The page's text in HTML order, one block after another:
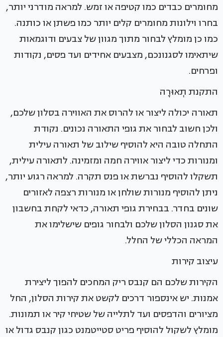
מחומרים כבדים כמו קטיפה או זמש. למראה מודרני יותר,
בחרו וילונות מחומרים קלים יותר כמו פשתן או כותנה.
כמו כן מומלץ לבחור מתוך מגוון של צבעים ודוגמאות
שיתאימו לסגנונכם, מצבעים אחידים ועד פסים, נקודות
ופרחים.
התקנת תְאוּרָה
תאורה יכולה ליצור או להרוס את האווירה בסלון שלכם,
ולכן חשוב לבחור את גופי התאורה נכונים. נקודת
התחלה טובה היא להוסיף שילוב של תאורה עילית
ומנורות כדי ליצור אווירה חמה ומזמינה. לתאורה עילית,
תשקלו להוסיף נברשת או פנס תקרה. למראה רגוע יותר,
ניתן להוסיף מנורות שולחן או מנורות רצפה לאזורים
שונים בחדר. בבחירת גופי תאורה, כדאי לקחת בחשבון
את סגנון הסלון שלכם ולבחור גופים שישלימו את
המראה הכללי של החלל.
עיצוב קירות
הקירות שלכם הם קנבס ריק המחכים להפוך ליצירת
אמנות. יש אינספור דרכים לקשט את קירות הסלון, החל
מציורים והדפסים ועד לתלייה של שטיחי קיר או תמונות.
מומלץ לשקול להוסיף פריט סטייטמנט כגון קנבס גדול או